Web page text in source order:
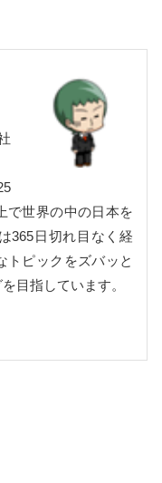
で世界の中の日本を
365日切れ目なく経
トピックをズバッと
目指しています。